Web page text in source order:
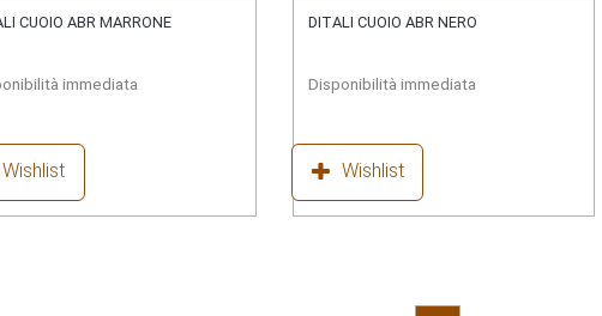
CUOIO ABR MARRONE
immediata
Wishlist
DITALI CUOIO ABR NERO
Disponibilità immediata
Wishlist